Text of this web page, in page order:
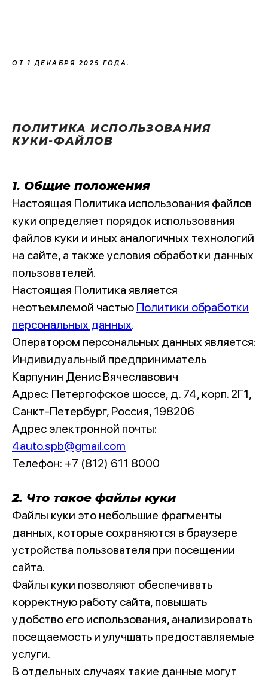
ОТ 1 ДЕКАБРЯ 2025 ГОДА.
ПОЛИТИКА ИСПОЛЬЗОВАНИЯ
КУКИ-ФАЙЛОВ
1. Общие положения
Настоящая Политика использования файлов
куки определяет порядок использования
файлов куки и иных аналогичных технологий
на сайте, а также условия обработки данных
пользователей.
Настоящая Политика является
неотъемлемой частью Политики обработки
персональных данных.
Оператором персональных данных является:
Индивидуальный предприниматель
Карпунин Денис Вячеславович
Адрес: Петергофское шоссе, д. 74, корп. 2Г1,
Санкт-Петербург, Россия, 198206
Адрес электронной почты:
4auto.spb@gmail.com
Телефон: +7 (812) 611 8000
2. Что такое файлы куки
Файлы куки это небольшие фрагменты
данных, которые сохраняются в браузере
устройства пользователя при посещении
сайта.
Файлы куки позволяют обеспечивать
корректную работу сайта, повышать
удобство его использования, анализировать
посещаемость и улучшать предоставляемые
услуги.
В отдельных случаях такие данные могут